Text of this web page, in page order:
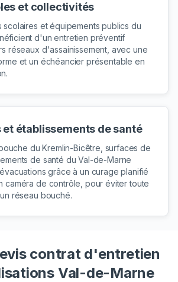
et collectivités
scolaires et équipements publics du
d'un entretien préventif
réseaux d'assainissement, avec une
et un échéancier présentable en
et établissements de santé
du Kremlin-Bicêtre, surfaces de
de santé du Val-de-Marne
grâce à un curage planifié
caméra de contrôle, pour éviter toute
réseau bouché.
contrat d'entretien
Val-de-Marne